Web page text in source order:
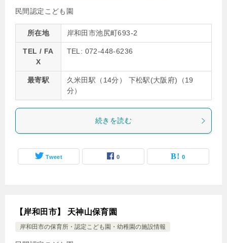
民間認定こども園
所在地 岸和田市池尻町693-2
TEL / FA
X
TEL: 072-448-6236
最寄駅
久米田駅（14分） 下松駅(大阪府)（19
分）
続きを読む
Tweet 0 0
【岸和田市】 天神山保育園
岸和田市の保育所・認定こども園・幼稚園の施設情報